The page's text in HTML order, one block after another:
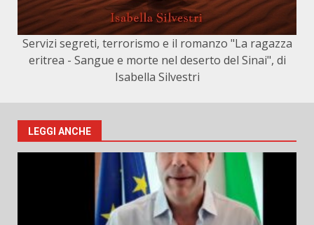
Servizi segreti, terrorismo e il romanzo "La ragazza
eritrea - Sangue e morte nel deserto del Sinai", di
Isabella Silvestri
LEGGI ANCHE